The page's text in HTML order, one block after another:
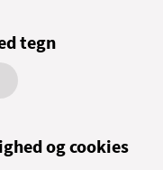
tegn
og cookies